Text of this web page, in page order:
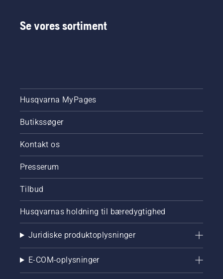
Se vores sortiment
Husqvarna MyPages
Butikssøger
Kontakt os
Presserum
Tilbud
Husqvarnas holdning til bæredygtighed
Juridiske produktoplysninger
E-COM-oplysninger